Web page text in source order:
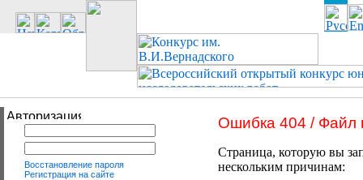
Восстановление пароля
Регистрация на сайте
Ошибка 404 / Файл
Страница, которую вы
нескольким причинам: